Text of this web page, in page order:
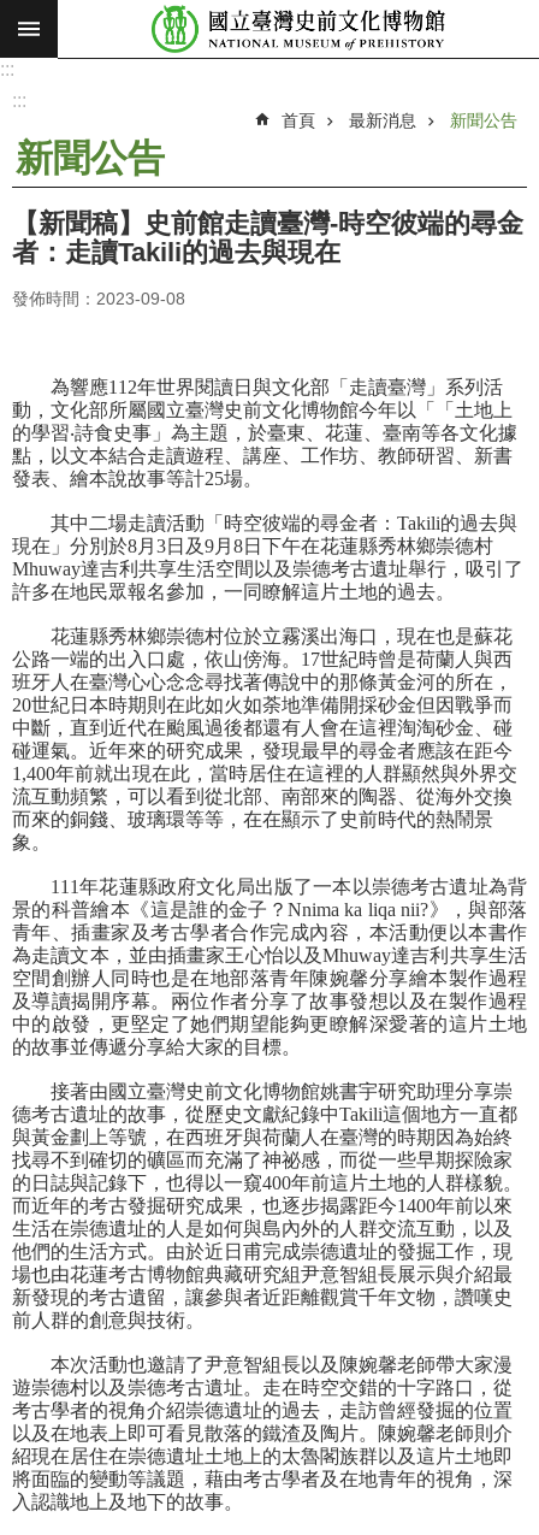
跳到主要內容區塊
搜
願
景
使
命
最
息
參
觀
覽
學
索
認
識
我
們
便
服
務
性
別
平
專
區
友
善
措
施
服
服
務
信
箱
:::
:::
首頁 最新消息 新聞公告
新聞公告
【新聞稿】史前館走讀臺灣-時空彼端的尋金
者：走讀Takili的過去與現在
發佈時間：2023-09-08
為響應112年世界閱讀日與文化部「走讀臺灣」系列活
動，文化部所屬國立臺灣史前文化博物館今年以「「土地上
的學習‧詩食史事」為主題，於臺東、花蓮、臺南等各文化據
點，以文本結合走讀遊程、講座、工作坊、教師研習、新書
發表、繪本說故事等計25場。
其中二場走讀活動「時空彼端的尋金者：Takili的過去與
現在」分別於8月3日及9月8日下午在花蓮縣秀林鄉崇德村
Mhuway達吉利共享生活空間以及崇德考古遺址舉行，吸引了
許多在地民眾報名參加，一同瞭解這片土地的過去。
花蓮縣秀林鄉崇德村位於立霧溪出海口，現在也是蘇花
公路一端的出入口處，依山傍海。17世紀時曾是荷蘭人與西
班牙人在臺灣心心念念尋找著傳說中的那條黃金河的所在，
20世紀日本時期則在此如火如荼地準備開採砂金但因戰爭而
中斷，直到近代在颱風過後都還有人會在這裡淘淘砂金、碰
碰運氣。近年來的研究成果，發現最早的尋金者應該在距今
1,400年前就出現在此，當時居住在這裡的人群顯然與外界交
流互動頻繁，可以看到從北部、南部來的陶器、從海外交換
而來的銅錢、玻璃環等等，在在顯示了史前時代的熱鬧景
象。
111年花蓮縣政府文化局出版了一本以崇德考古遺址為背
景的科普繪本《這是誰的金子？Nnima ka liqa nii?》，與部落
青年、插畫家及考古學者合作完成內容，本活動便以本書作
為走讀文本，並由插畫家王心怡以及Mhuway達吉利共享生活
空間創辦人同時也是在地部落青年陳婉馨分享繪本製作過程
及導讀揭開序幕。兩位作者分享了故事發想以及在製作過程
中的啟發，更堅定了她們期望能夠更瞭解深愛著的這片土地
的故事並傳遞分享給大家的目標。
接著由國立臺灣史前文化博物館姚書宇研究助理分享崇
德考古遺址的故事，從歷史文獻紀錄中Takili這個地方一直都
與黃金劃上等號，在西班牙與荷蘭人在臺灣的時期因為始終
找尋不到確切的礦區而充滿了神祕感，而從一些早期探險家
的日誌與記錄下，也得以一窺400年前這片土地的人群樣貌。
而近年的考古發掘研究成果，也逐步揭露距今1400年前以來
生活在崇德遺址的人是如何與島內外的人群交流互動，以及
他們的生活方式。由於近日甫完成崇德遺址的發掘工作，現
場也由花蓮考古博物館典藏研究組尹意智組長展示與介紹最
新發現的考古遺留，讓參與者近距離觀賞千年文物，讚嘆史
前人群的創意與技術。
本次活動也邀請了尹意智組長以及陳婉馨老師帶大家漫
遊崇德村以及崇德考古遺址。走在時空交錯的十字路口，從
考古學者的視角介紹崇德遺址的過去，走訪曾經發掘的位置
以及在地表上即可看見散落的鐵渣及陶片。陳婉馨老師則介
紹現在居住在崇德遺址土地上的太魯閣族群以及這片土地即
將面臨的變動等議題，藉由考古學者及在地青年的視角，深
入認識地上及地下的故事。